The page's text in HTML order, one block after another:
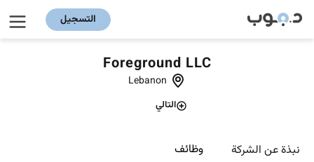
التسجيل
Foreground LLC
Lebanon
التالي
نبذة عن الشركة وظائف